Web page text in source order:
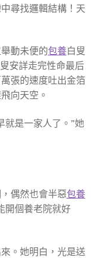
尋找邏輯結構！天
動未便的包養白叟
安詳走完性命最后
張的速度吐出金箔
向天空。
就是一家人了。”她
偶然也會半惡包養
開個養老院就好
。她明白，光是送